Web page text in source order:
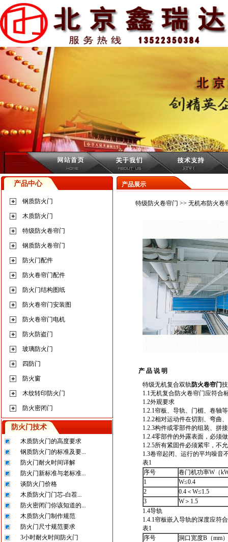
产品中心
钢质防火门
木质防火门
特级防火卷帘门
钢质防火卷帘门
防火门配件
防火卷帘门配件
防火门结构图纸
防火卷帘门安装图
防火卷帘门电机
防火防盗门
玻璃防火门
四防门
防火窗
木纹转印防火门
防火密闭门
防火门技术
木质防火门的高度要求
钢质防火门的标准及要...
防火门耐火时间详解
防火门新标准与老标准...
谈防火门价格
木质防火门门芯-白茬...
防火密闭门你该知道的...
木质防火门制作规范
防火门尺寸规范要求
3小时耐火时间防火门
产品展示
特级防火卷帘门 >> 无机布防火卷
产 品 说 明
特级无机复合双轨防火卷帘门
1.1无机复合防火卷帘门应符合
1.2外观要求
1.2.1帘板、导轨、门楣、卷轴
1.2.2相对运动件在切割、弯曲
1.2.3构件或零部件的组装、拼
1.2.4零部件的外露表面，必须
1.2.5所有紧固件必须紧牢，不
1.3卷帘起闭、运行的平均噪音
表1
序号
卷门机功率W（
1
W≤0.4
2
0.4＜W≤1.5
3
W＞1.5
1.4导轨
1.4.1帘板嵌入导轨的深度应符
表1
序号
洞口宽度B（mm）